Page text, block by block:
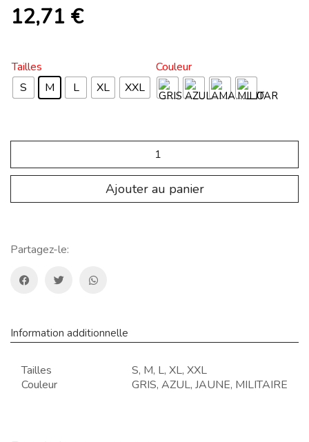
12,71 €
Tailles
S
M L XL XXL
Couleur
SPBX01
Ajouter au panier
Partagez-le:
Information additionnelle
Tailles
S, M, L, XL, XXL
Couleur
GRIS, AZUL, JAUNE, MILITAIRE